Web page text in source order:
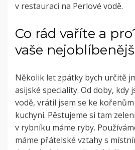
v restauraci na Perlové vodě.
Co rád vaříte a
vaše
Několik let zpátky bych určitě
asijské speciality. Od doby, kdy
vodě, vrátil jsem se ke
kuchyni. Pěstujeme si tam
v rybníku máme ryby.
máme přátelské vztahy s